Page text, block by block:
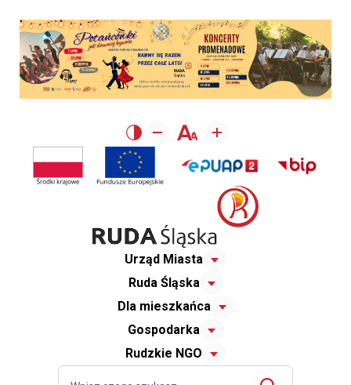
Urząd Miasta
Ruda Śląska
Dla mieszkańca
Gospodarka
Rudzkie NGO